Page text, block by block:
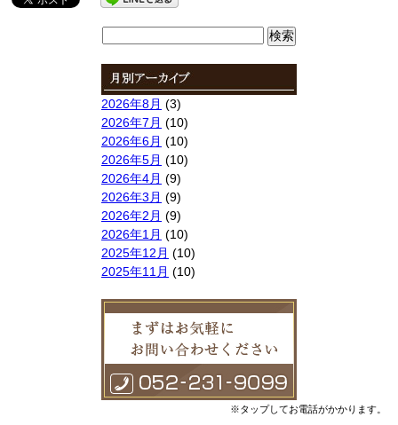
2026年8月 (3)
2026年7月 (10)
2026年6月 (10)
2026年5月 (10)
2026年4月 (9)
2026年3月 (9)
2026年2月 (9)
2026年1月 (10)
2025年12月 (10)
2025年11月 (10)
2025年8月(9)
2025年7月(10)
2025年6月(10)
2025年5月(10)
2025年4月(10)
※タップしてお電話がかかります。